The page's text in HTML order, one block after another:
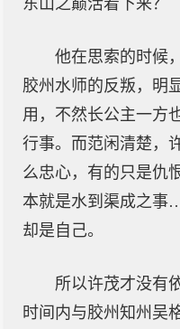
东山之巅活着下来？
他在思索的时候
胶州水师的反叛，明
用，不然长公主一方
行事。而范闲清楚，
么忠心，有的只是仇
本就是水到渠成之
却是自己。
所以许茂才没有
时间内与胶州知州吴